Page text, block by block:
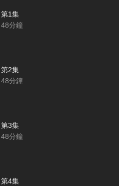
第1集
48分鐘
第2集
48分鐘
第3集
48分鐘
第4集